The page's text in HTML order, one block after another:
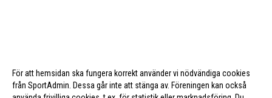
För att hemsidan ska fungera korrekt använder vi nödvändiga cookies
från SportAdmin. Dessa går inte att stänga av. Föreningen kan också